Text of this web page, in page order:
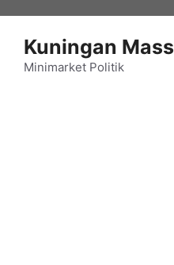
Kuningan Mass
Minimarket Politik